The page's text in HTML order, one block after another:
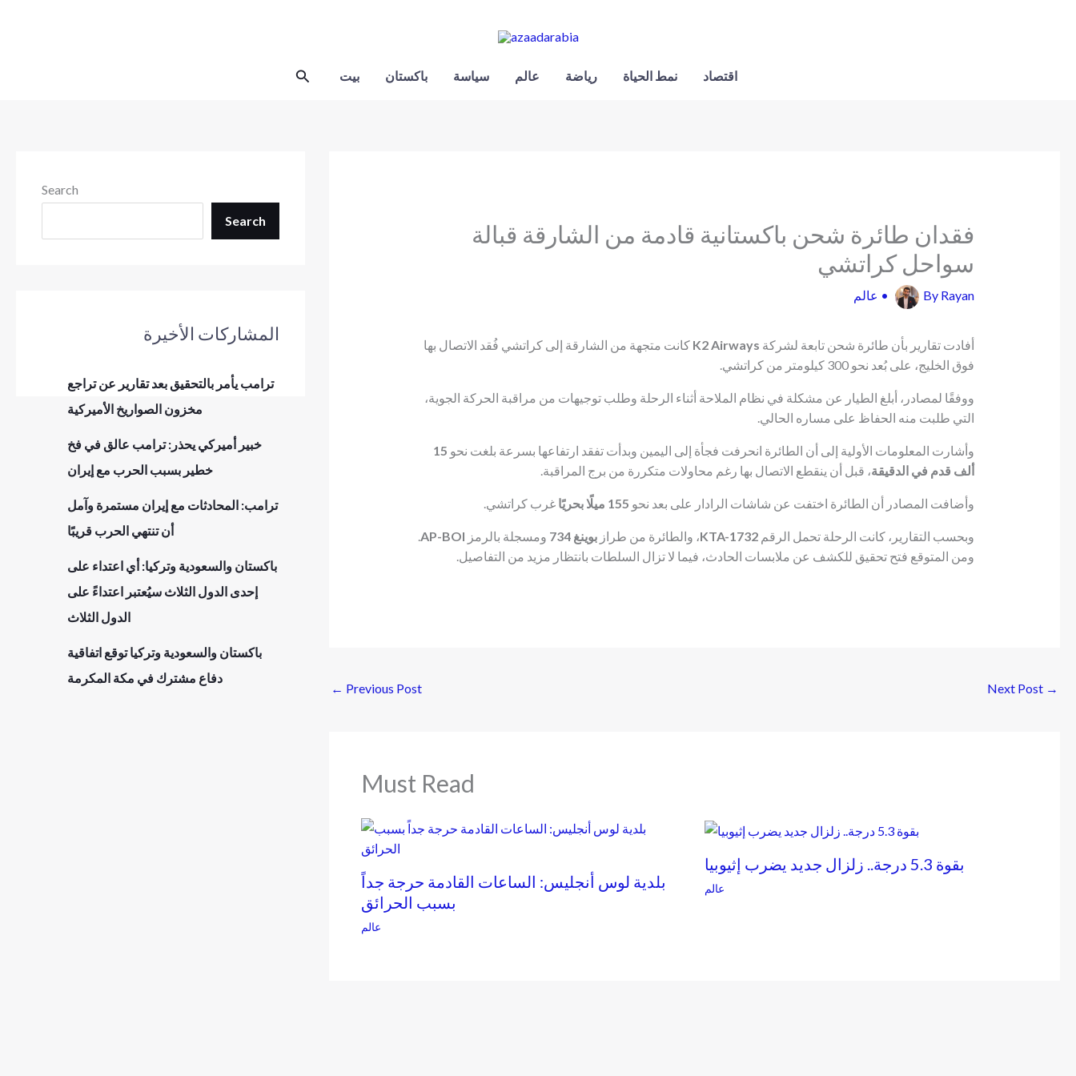
Search بيت باكستان سياسة عالم رياضة نمط الحياة اقتصاد
Search
Search
المشاركات الأخيرة
ترامب يأمر بالتحقيق بعد تقارير عن تراجع
مخزون الصواريخ الأميركية
خبير أميركي يحذر: ترامب عالق في فخ
خطير بسبب الحرب مع إيران
ترامب: المحادثات مع إيران مستمرة وآمل
أن تنتهي الحرب قريبًا
باكستان والسعودية وتركيا: أي اعتداء على
إحدى الدول الثلاث سيُعتبر اعتداءً على
الدول الثلاث
باكستان والسعودية وتركيا توقع اتفاقية
دفاع مشترك في مكة المكرمة
فقدان طائرة شحن باكستانية قادمة من الشارقة قبالة
سواحل كراتشي
عالم • By Rayan
أفادت تقارير بأن طائرة شحن تابعة لشركة K2 Airways كانت متجهة من الشارقة إلى كراتشي فُقد الاتصال بها
فوق الخليج، على بُعد نحو 300 كيلومتر من كراتشي.
ووفقًا لمصادر، أبلغ الطيار عن مشكلة في نظام الملاحة أثناء الرحلة وطلب توجيهات من مراقبة الحركة الجوية،
التي طلبت منه الحفاظ على مساره الحالي.
وأشارت المعلومات الأولية إلى أن الطائرة انحرفت فجأة إلى اليمين وبدأت تفقد ارتفاعها بسرعة بلغت نحو 15
ألف قدم في الدقيقة، قبل أن ينقطع الاتصال بها رغم محاولات متكررة من برج المراقبة.
وأضافت المصادر أن الطائرة اختفت عن شاشات الرادار على بعد نحو 155 ميلًا بحريًا غرب كراتشي.
وبحسب التقارير، كانت الرحلة تحمل الرقم KTA-1732، والطائرة من طراز بوينغ 734 ومسجلة بالرمز AP-BOI
.
ومن المتوقع فتح تحقيق للكشف عن ملابسات الحادث، فيما لا تزال السلطات بانتظار مزيد من التفاصيل.
← Previous Post Next Post →
Must Read
بلدية لوس أنجليس: الساعات القادمة حرجة جداً
بسبب الحرائق
عالم
بقوة 5.3 درجة.. زلزال جديد يضرب إثيوبيا
عالم